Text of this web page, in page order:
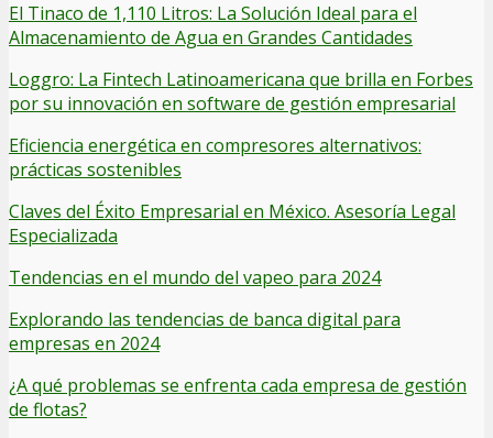
El Tinaco de 1,110 Litros: La Solución Ideal para el
Almacenamiento de Agua en Grandes Cantidades
Loggro: La Fintech Latinoamericana que brilla en Forbes
por su innovación en software de gestión empresarial
Eficiencia energética en compresores alternativos:
prácticas sostenibles
Claves del Éxito Empresarial en México. Asesoría Legal
Especializada
Tendencias en el mundo del vapeo para 2024
Explorando las tendencias de banca digital para
empresas en 2024
¿A qué problemas se enfrenta cada empresa de gestión
de flotas?